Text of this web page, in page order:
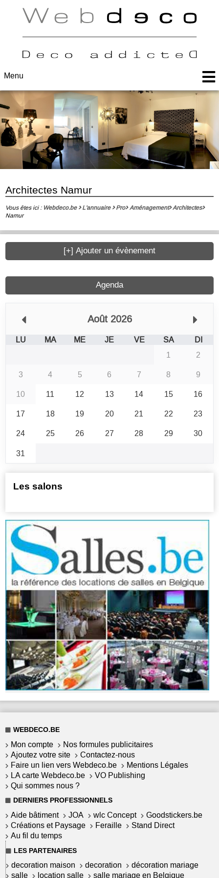
Menu
Architectes Namur
Vous êtes ici : Webdeco.be L'annuaire Pro Aménagement Architectes
Namur
Agenda
Août 2026
LU MA ME JE VE SA
DI
1
2
3
4 5 6 7 8
9
10
11 12 13 14 15
16
17
18 19 20 21 22
23
24
25 26 27 28 29
30
31
[+] Ajouter un évènement
Les salons
WEBDECO.BE
Mon compte
Nos formules publicitaires
Ajoutez votre site
Contactez-nous
Faire un lien vers Webdeco.be
Mentions Légales
LA carte Webdeco.be
VO Publishing
Qui sommes nous ?
DERNIERS PROFESSIONNELS
Aide bâtiment JOA wlc Concept
Goodstickers.be
Créations et Paysage
Feraille
Stand Direct
Au fil du temps
LES PARTENAIRES
decoration maison decoration
décoration mariage
salle
location salle salle mariage en Belgique